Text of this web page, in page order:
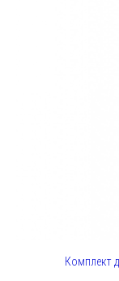
Комплект